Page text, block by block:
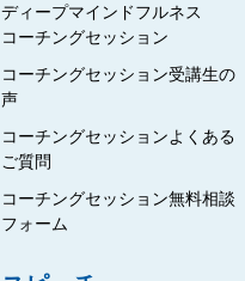
ディープマインドフルネス
コーチングセッション
コーチングセッション受講生の
声
コーチングセッションよくある
ご質問
コーチングセッション無料相談
フォーム